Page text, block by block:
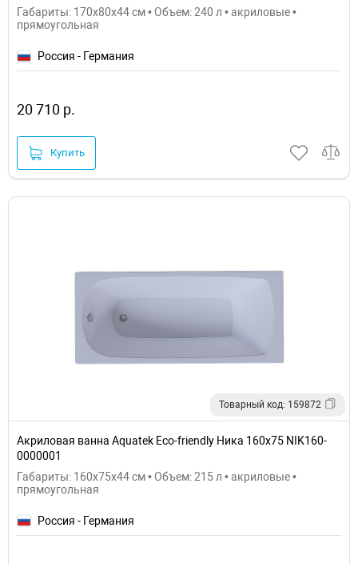
Габариты: 170x80x44 см • Объем: 240 л • акриловые •
прямоугольная
Россия - Германия
20 710 р.
Купить
Товарный код: 159872
Акриловая ванна Aquatek Eco-friendly Ника 160x75 NIK160-
0000001
Габариты: 160x75x44 см • Объем: 215 л • акриловые •
прямоугольная
Россия - Германия